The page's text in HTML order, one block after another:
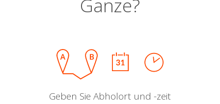
Ganze?
Geben Sie Abholort und -zeit